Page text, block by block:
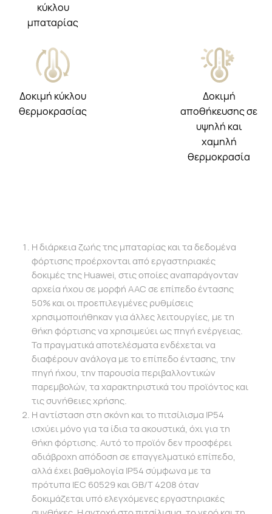
κύκλου
μπαταρίας
Δοκιμή κύκλου
θερμοκρασίας
Δοκιμή
αποθήκευσης σε
υψηλή και
χαμηλή
θερμοκρασία
Η διάρκεια ζωής της μπαταρίας και τα δεδομένα
φόρτισης προέρχονται από εργαστηριακές
δοκιμές της Huawei, στις οποίες αναπαράγονταν
αρχεία ήχου σε μορφή AAC σε επίπεδο έντασης
50% και οι προεπιλεγμένες ρυθμίσεις
χρησιμοποιήθηκαν για άλλες λειτουργίες, με τη
θήκη φόρτισης να χρησιμεύει ως πηγή ενέργειας.
Τα πραγματικά αποτελέσματα ενδέχεται να
διαφέρουν ανάλογα με το επίπεδο έντασης, την
πηγή ήχου, την παρουσία περιβαλλοντικών
παρεμβολών, τα χαρακτηριστικά του προϊόντος και
τις συνήθειες χρήσης.
Η αντίσταση στη σκόνη και το πιτσίλισμα IP54
ισχύει μόνο για τα ίδια τα ακουστικά, όχι για τη
θήκη φόρτισης. Αυτό το προϊόν δεν προσφέρει
αδιάβροχη απόδοση σε επαγγελματικό επίπεδο,
αλλά έχει βαθμολογία IP54 σύμφωνα με τα
πρότυπα IEC 60529 και GB/T 4208 όταν
δοκιμάζεται υπό ελεγχόμενες εργαστηριακές